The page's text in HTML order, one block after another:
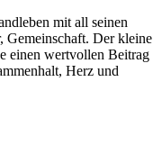
mit all seinen
Gemeinschaft. Der kleine
einen wertvollen Beitrag
Herz und